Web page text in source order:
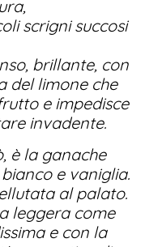
scrigni succosi
brillante, con
del limone che
e impedisce
invadente.
è la ganache
e vaniglia.
al palato.
leggera come
e con la